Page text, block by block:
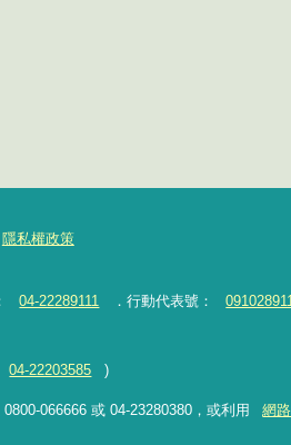
隱私權政策
04-22289111 ．行動代表號：
04-22203585 )
066666 或 04-23280380，或利用 網